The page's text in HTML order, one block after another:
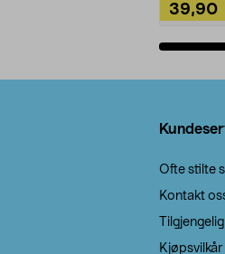
39,90
Ofte stilte
Kontakt
Kjøpsvilkår